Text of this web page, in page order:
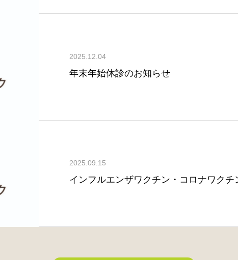
2025.12.04
年末年始休診のお知らせ
2025.09.15
インフルエンザワクチン・コロナワク